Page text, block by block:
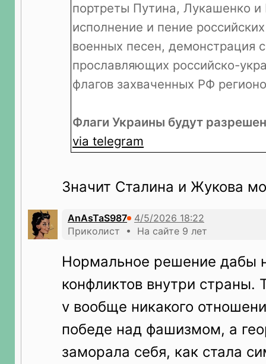
портреты Путина, Лукашенко
исполнение и пение
военных песен, демонстрация
прославляющих российско-
флагов захваченных РФ
Флаги Украины будут
via telegram
Значит Сталина и Жукова
AnAsTaS987
Приколист • На сайте 9 лет
Нормальное решение дабы
конфликтов внутри страны.
v вообще никакого
победе над фашизмом, а
заморала себя, как стала